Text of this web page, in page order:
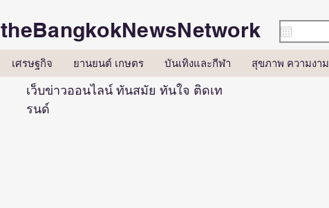
theBangkokNewsNetwork
เศรษฐกิจ ยานยนต์ เกษตร บันเทิงและกีฬา สุขภาพ ความงาม
เว็บข่าวออนไลน์ ทันสมัย ทันใจ ติดเท
รนด์